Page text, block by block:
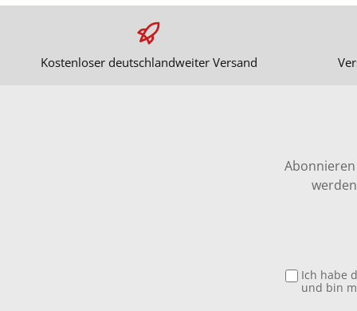
Kostenloser deutschlandweiter Versand
Ich habe
und bin